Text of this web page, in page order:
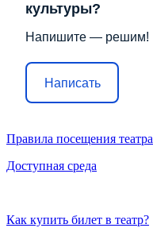
культуры?
Напишите — решим!
Написать
Правила посещения театра
Доступная среда
Как купить билет в театр?